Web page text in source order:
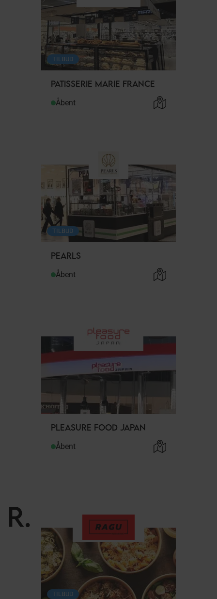
PATISSERIE MARIE FRANCE
TILBUD
Åbent
PEARLS
TILBUD
Åbent
PLEASURE FOOD JAPAN
Åbent
R.
TILBUD